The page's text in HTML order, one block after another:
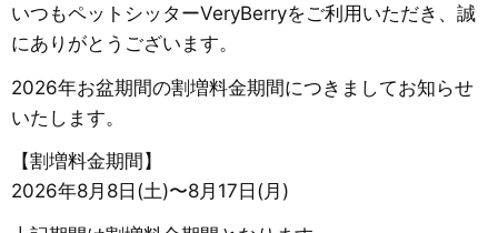
いつもペットシッターVeryBerryをご利用いただき、誠
にありがとうございます。
2026年お盆期間の割増料金期間につきましてお知らせ
いたします。
【割増料金期間】
2026年8月8日(土)〜8月17日(月)